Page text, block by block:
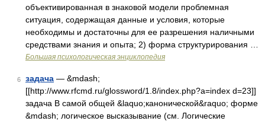
объективированная в знаковой модели проблемная
ситуация, содержащая данные и условия, которые
необходимы и достаточны для ее разрешения наличными
средствами знания и опыта; 2) форма структурирования …
Большая психологическая энциклопедия
6 задача — &mdash;
[[http://www.rfcmd.ru/glossword/1.8/index.php?a=index d=23]]
задача В самой общей &laquo;канонической&raquo; форме
&mdash; логическое высказывание (см. Логические